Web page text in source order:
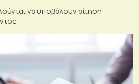
να υποβάλουν αίτηση